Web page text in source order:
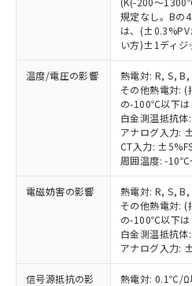
規定なし。B
は、
い方)±1ディジ
温度/電圧の影響
熱電対: R, S,
その他熱電対:
の-100℃以下
白金測温抵抗
アナログ入力:
CT入力:
周囲温度: -
電磁妨害の影響
熱電対: R, S,
その他熱電対:
の-100℃以下
白金測温抵抗
アナログ入力:
信号源抵抗の影
熱電対: 0.1℃/Ω
了承ください。
正式な納期状況お
様のお取引先、ま
ムロン制御機器販
ご相談ください。
オムロン制御機器
点は「販売ネット
ください。
在庫状況および標
事前の承諾なく第
示しないようお願
マイパーツ機能（
ビス）をご利用
メンバーズにご登
あります。
お客様が当ウェブ
登録された部品リ
類(PBB) 1000ppm以下、ポリ
(PBDE) 1000ppm以下、フタ
ル) (DEHP)(別名：DOP)
ルベンジル（BBP） 1000ppm
（DBP） 1000ppm以下、フタ
(DIBP) 1000ppm以下
但し、RoHS指令で産業用監視
適用除外項目は除く。
フタル酸エステル類の４物質
図的な使用がないことを確認し
※2 対応予定月
部品在庫の切り替え状
月が前後することがあ
※3 非含有証明書ダ
Cr(Ⅵ)(六価クロム) : 1000ppm
ニル類) : 1000ppm、 PBDEs(
ル類) : 1000ppm、
DBP(フタル酸ジブチル) :
イソブチル) : 1000ppm、 BBP(
ル) : 1000ppm、
DEHP(フタル酸ビス(2-エチル
※2 環境保護使用期限
「ｅ」：有害物質（10
準値以下であることを示
「10」：通常の使用状
質が外部に漏えいし、
及ぼさない年数を意味
「－」：未確認です。
い合わせください。
とります。
当社は規制貨物を
全に破砕するなど
いよう必要な手段
当社は貴社製品を
ル、化学兵器、生
武器並びにこれら
使用いたしません。
当社は、貴社製品
場合は、上記1、
該第三者に通知し
販売先および販売
法に輸出するおそ
り引きをいたしま
一定数以上の
一定数には満
在庫なし(最
いては、お客
たはお客様担
機器販売店・
認ください)
空
受注生産機種
情報を公開し